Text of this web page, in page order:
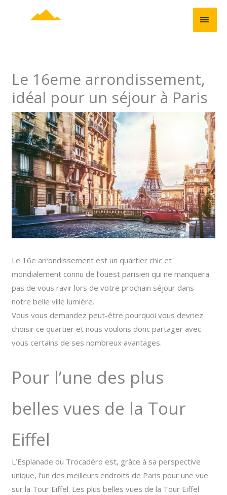
Le 16eme arrondissement,
idéal pour un séjour à Paris
Le 16e arrondissement est un quartier chic et
mondialement connu de l’ouest parisien qui ne manquera
pas de vous ravir lors de votre prochain séjour dans
notre belle ville lumière.
Vous vous demandez peut-être pourquoi vous devriez
choisir ce quartier et nous voulons donc partager avec
vous certains de ses nombreux avantages.
Pour l’une des plus
belles vues de la Tour
Eiffel
L’Esplanade du Trocadéro est, grâce à sa perspective
unique, l’un des meilleurs endroits de Paris pour une vue
sur la Tour Eiffel. Les plus belles vues de la Tour Eiffel